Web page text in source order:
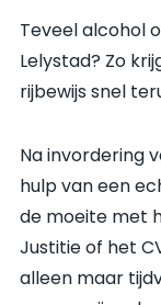
Teveel alcohol
Lelystad? Zo
rijbewijs snel
Na invordering
hulp van een
de moeite met
Justitie of het
alleen maar